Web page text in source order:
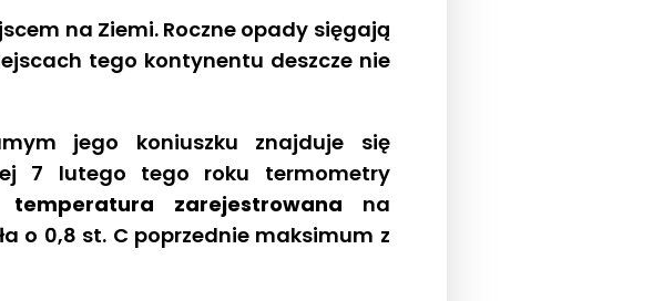
na Ziemi. Roczne opady sięgają
tego kontynentu deszcze nie
jego koniuszku znajduje się
7 lutego tego roku termometry
temperatura zarejestrowana na
o 0,8 st. C poprzednie maksimum z